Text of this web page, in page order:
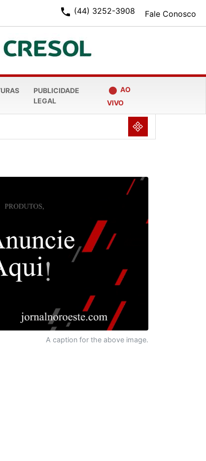
Fale Conosco
phone (44) 3252-3908
PUBLICIDADE
LEGAL
fiber_manual_record AO
VIVO
NULL
A caption for the above image.